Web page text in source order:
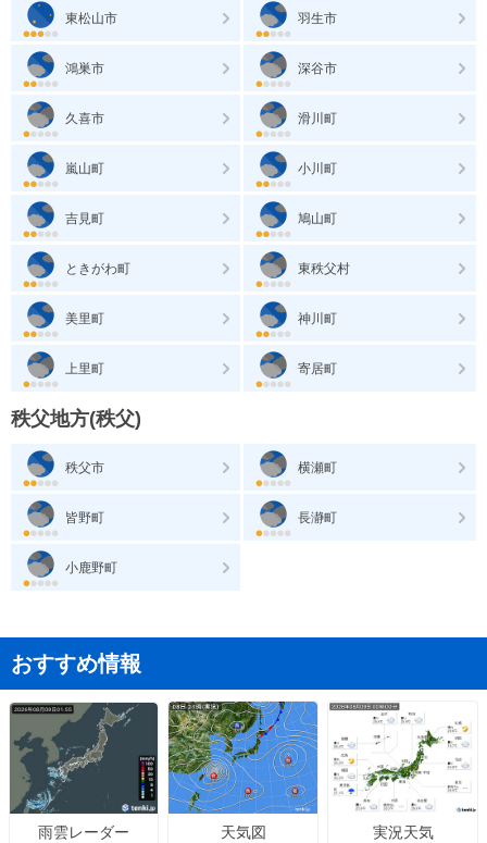
東松山市 羽生市
鴻巣市 深谷市
久喜市 滑川町
嵐山町 小川町
吉見町 鳩山町
ときがわ町 東秩父村
美里町 神川町
上里町 寄居町
秩父地方(秩父)
秩父市 横瀬町
皆野町 長瀞町
小鹿野町
おすすめ情報
雨雲レーダー 天気図 実況天気